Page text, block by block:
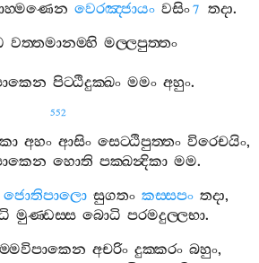
වෙරඤ‍්ජායං වසිං7 තදා.
වත‍්තමානම‍්හි මල‍්ලපුත‍්තං
පිට‍්ඨිදුක‍්ඛං මමං අහුං.
552
අහං ආසිං සෙට‍්ඨිපුත‍්තං විරෙචයිං,
හොති පක‍්ඛන්‍දිකා මම.
ජොතිපාලො සුගතං කස‍්සපං තදා,
මුණ‍්ඩස‍්ස බොධි පරමදුල‍්ලභා.
අචරිං දුක‍්කරං බහුං,